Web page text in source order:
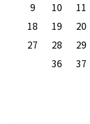
9
10 11
18
19 20
27
28 29
36
37